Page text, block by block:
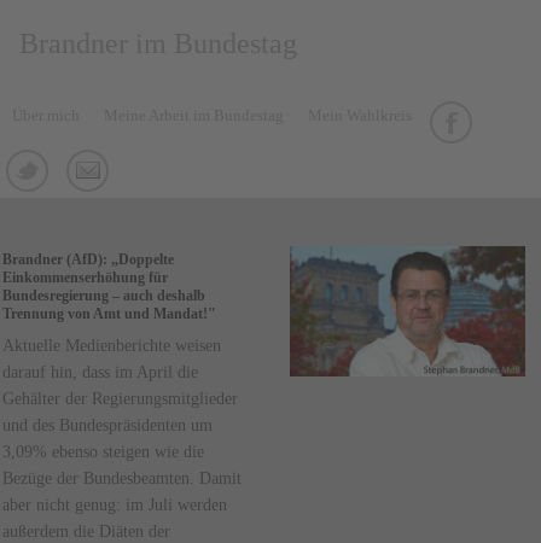
Brandner (AfD): „Doppelte
Einkommenserhöhung für
Bundesregierung – auch deshalb
Trennung von Amt und Mandat!"
Aktuelle Medienberichte weisen
darauf hin, dass im April die
Gehälter der Regierungsmitglieder
und des Bundespräsidenten um
3,09% ebenso steigen wie die
Bezüge der Bundesbeamten. Damit
aber nicht genug: im Juli werden
außerdem die Diäten der